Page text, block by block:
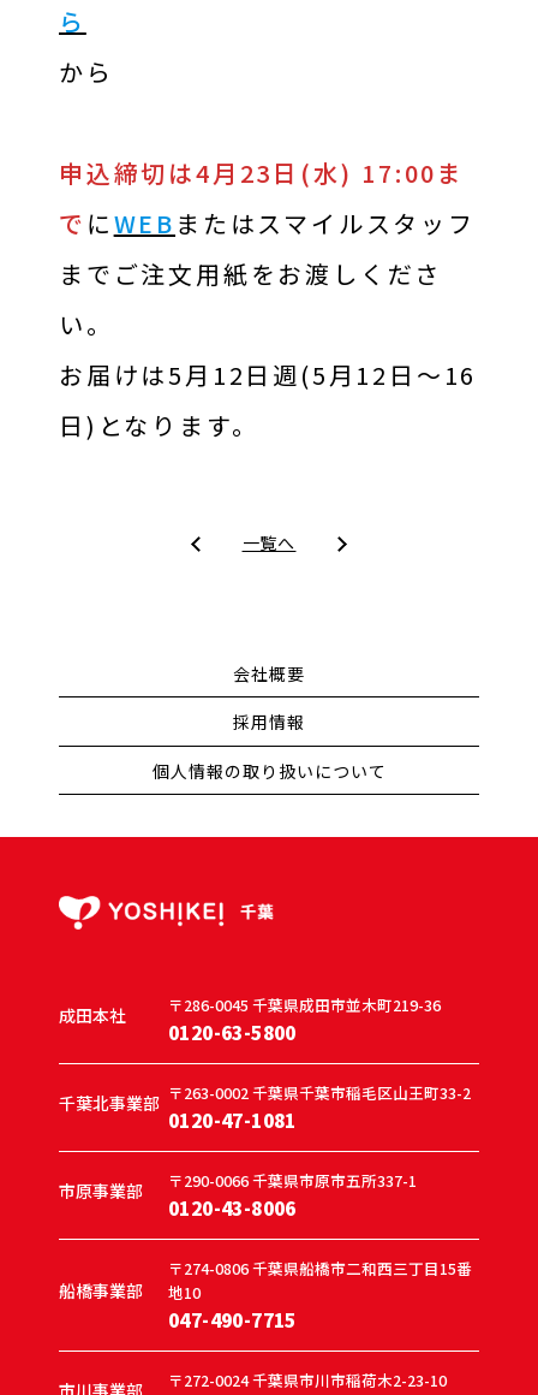
ら
から
申込締切は4月23日(水) 17:00ま
で にWEB またはスマイルスタッフ
までご注文用紙をお渡しくださ
い。
お届けは5月12日週(5月12日～16
日)となります。
一覧へ
会社概要
採用情報
個人情報の取り扱いについて
成田本社 〒286-0045千葉県成田市並木町219-36
0120-63-5800
千葉北事業部 〒263-0002千葉県千葉市稲毛区山王町33-2
0120-47-1081
市原事業部 〒290-0066千葉県市原市五所337-1
0120-43-8006
船橋事業部
〒274-0806千葉県船橋市二和西三丁目15番
地10
047-490-7715
市川事業部 〒272-0024千葉県市川市稲荷木2-23-10